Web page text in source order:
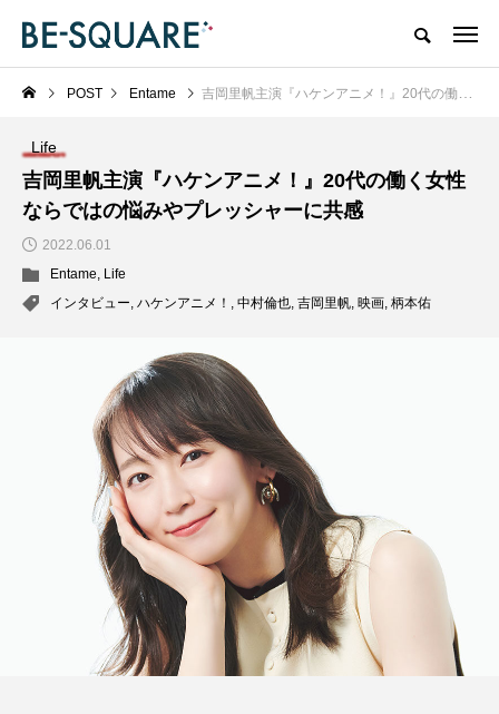
POST Entame 吉岡里帆主演『ハケンアニメ！』20代の働く女性ならではの悩みやプレッシャーに共感
Life
吉岡里帆主演『ハケンアニメ！』20代の働く女性
ならではの悩みやプレッシャーに共感
2022.06.01
Entame, Life
インタビュー, ハケンアニメ！ , 中村倫也, 吉岡里帆, 映画, 柄本佑